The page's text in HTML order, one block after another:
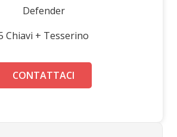
Defender
Chiavi + Tesserino
CONTATTACI